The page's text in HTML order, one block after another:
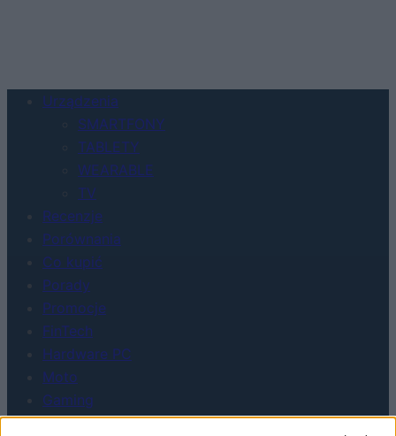
Urządzenia
SMARTFONY
TABLETY
WEARABLE
TV
Recenzje
Porównania
Co kupić
Porady
Promocje
FinTech
Hardware PC
Moto
Gaming
AI